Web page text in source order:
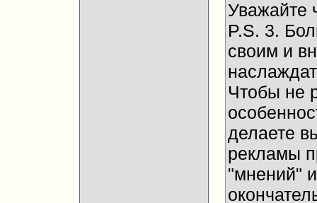
Уважайте
P.S. 3.
своим и
Чтобы не
делаете
рекламы
"мнений"